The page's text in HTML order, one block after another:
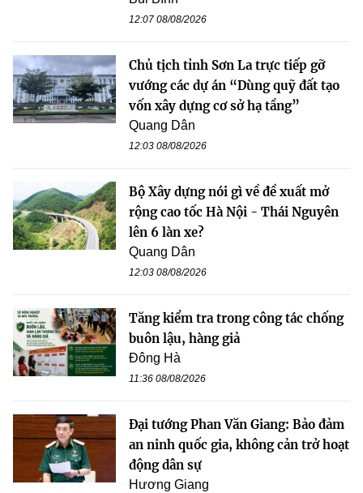
12:07 08/08/2026
Chủ tịch tỉnh Sơn La trực tiếp gỡ
vướng các dự án “Dùng quỹ đất tạo
vốn xây dựng cơ sở hạ tầng”
Quang Dân
12:03 08/08/2026
Bộ Xây dựng nói gì về đề xuất mở
rộng cao tốc Hà Nội - Thái Nguyên
lên 6 làn xe?
Quang Dân
12:03 08/08/2026
Tăng kiểm tra trong công tác chống
buôn lậu, hàng giả
Đông Hà
11:36 08/08/2026
Đại tướng Phan Văn Giang: Bảo đảm
an ninh quốc gia, không cản trở hoạt
động dân sự
Hương Giang